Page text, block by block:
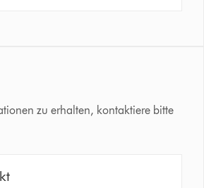
zu erhalten, kontaktiere bitte